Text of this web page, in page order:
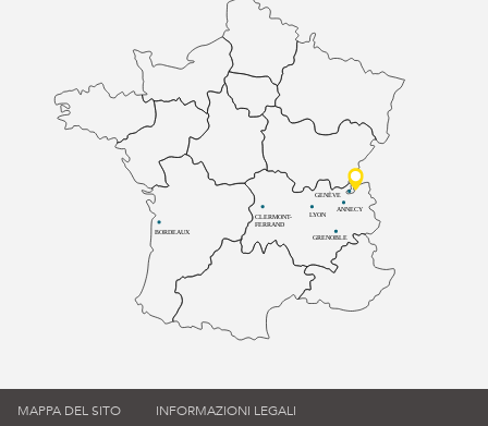
BORDEAUX
CLERMONT-
FERRAND
LYON
ANNECY
GRENOBLE
GENÈVE
MAPPA DEL SITO INFORMAZIONI LEGALI